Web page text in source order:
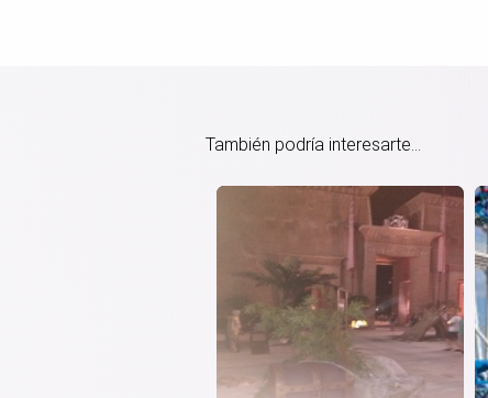
También podría interesarte...